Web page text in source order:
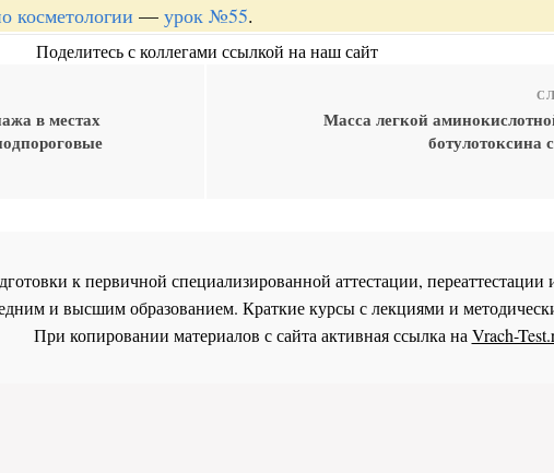
косметологии — урок №55.
Поделитесь с коллегами ссылкой на наш сайт
в местах
Масса легкой
ботулотоксина
к первичной специализированной аттестации,
и высшим образованием. Краткие курсы с лекциями и
При копировании материалов с сайта активная ссылка наVrach-